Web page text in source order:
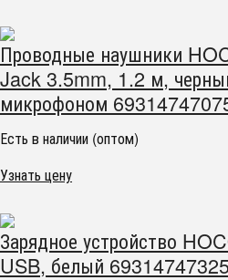
Проводные наушники
Jack 3.5mm, 1.2 м,
микрофоном
Есть в наличии (оптом)
Узнать цену
Зарядное устройство
USB, белый